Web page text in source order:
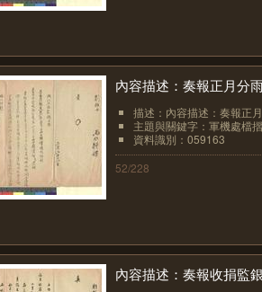
內容描述：奏報正月分
描述：內容描述：奏報正
主題與關鍵字：軍機處檔
資料識別：059163
52/228
內容描述：奏報收捐監